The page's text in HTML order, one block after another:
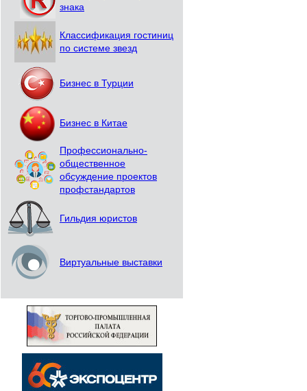
знака
Классификация гостиниц
по системе звезд
Бизнес в Турции
Бизнес в Китае
Профессионально-
общественное
обсуждение проектов
профстандартов
Гильдия юристов
Виртуальные выставки